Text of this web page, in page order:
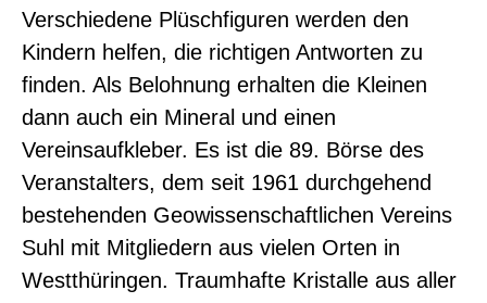
Verschiedene Plüschfiguren werden den
Kindern helfen, die richtigen Antworten zu
finden. Als Belohnung erhalten die Kleinen
dann auch ein Mineral und einen
Vereinsaufkleber. Es ist die 89. Börse des
Veranstalters, dem seit 1961 durchgehend
bestehenden Geowissenschaftlichen Vereins
Suhl mit Mitgliedern aus vielen Orten in
Westthüringen. Traumhafte Kristalle aus aller